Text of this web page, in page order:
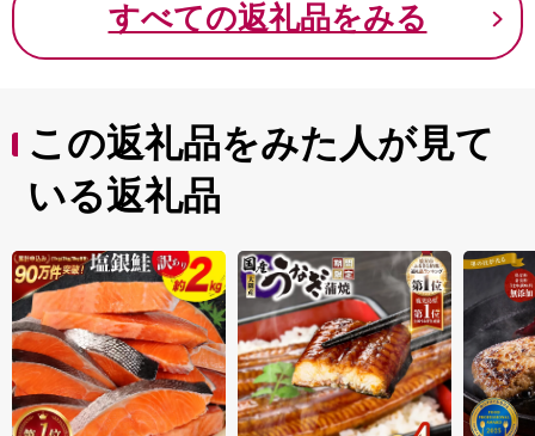
千葉市の歴史や魅力を再確認していただくために、『加
曽利貝塚』『オオガハス』『千葉氏』『海辺』を起点と
した多彩な地域資源を活用し、千葉市らしい都市アイデ
すべての返礼品をみる
この返礼品をみた人が見て
いる返礼品